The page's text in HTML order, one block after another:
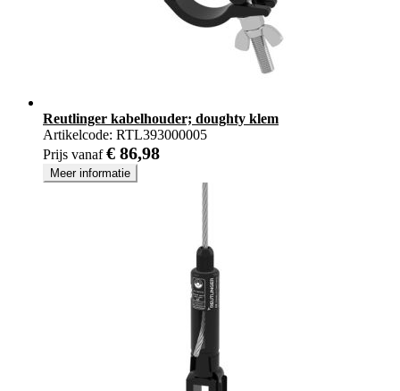
Reutlinger kabelhouder; doughty klem
Artikelcode: RTL393000005
Prijs vanaf € 86,98
Meer informatie